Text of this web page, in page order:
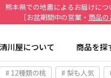
熊本県での地震によるお届けにつ
［お盆期間中の営業・ 商品
清川屋について 商品を探
# 12種類の桃 # 梨も人気